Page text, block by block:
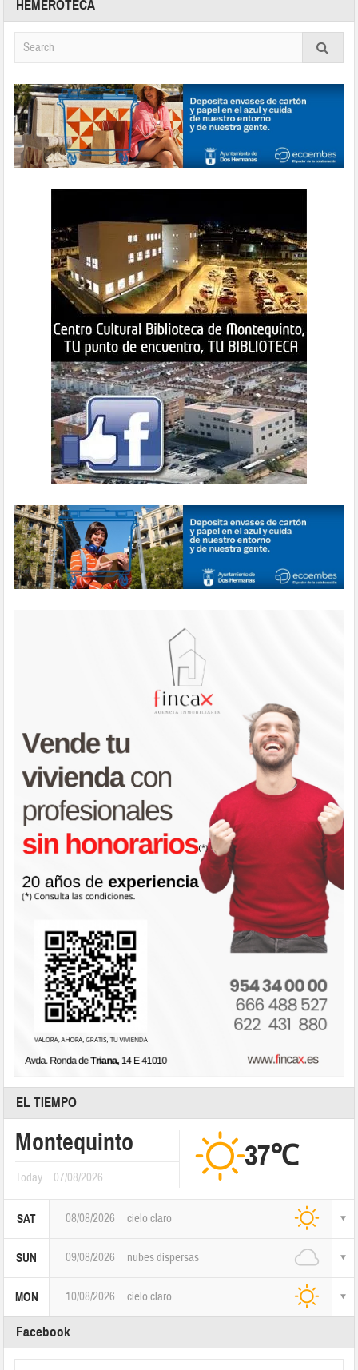
HEMEROTECA
EL TIEMPO
Montequinto
Today 07/08/2026
37℃
SAT 08/08/2026 cielo claro
SUN 09/08/2026 nubes dispersas
MON 10/08/2026 cielo claro
Facebook